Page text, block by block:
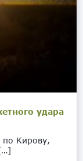
удара
по Кирову,